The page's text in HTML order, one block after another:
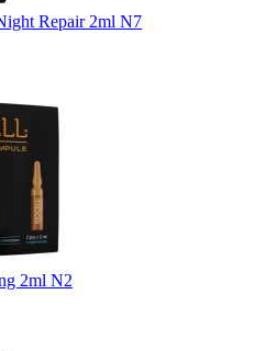
Repair 2ml N7
2ml N2